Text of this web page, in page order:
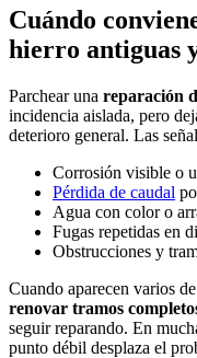
Cuándo
hierro antiguas
Parchear una reparación
incidencia aislada, pero
deterioro general. Las
Corrosión visible o
Pérdida de caudal
Agua con color o
Fugas repetidas en
Obstrucciones y
Cuando aparecen varios
renovar tramos
seguir reparando. En
punto débil desplaza el